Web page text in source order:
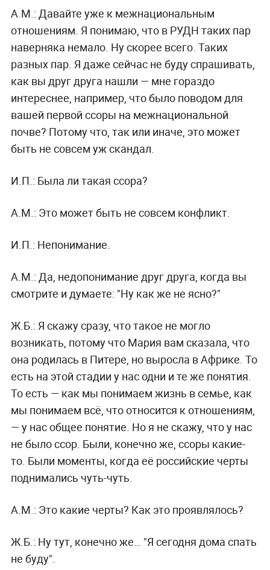
А.М.: Давайте уже к межнациональным
отношениям. Я понимаю, что в РУДН таких пар
наверняка немало. Ну скорее всего. Таких
разных пар. Я даже сейчас не буду спрашивать,
как вы друг друга нашли — мне гораздо
интереснее, например, что было поводом для
вашей первой ссоры на межнациональной
почве? Потому что, так или иначе, это может
быть не совсем уж скандал.
И.П.: Была ли такая ссора?
А.М.: Это может быть не совсем конфликт.
И.П.: Непонимание.
А.М.: Да, недопонимание друг друга, когда вы
смотрите и думаете: "Ну как же не ясно?"
Ж.Б.: Я скажу сразу, что такое не могло
возникать, потому что Мария вам сказала, что
она родилась в Питере, но выросла в Африке. То
есть на этой стадии у нас одни и те же понятия.
То есть — как мы понимаем жизнь в семье, как
мы понимаем всё, что относится к отношениям,
— у нас общее понятие. Но я не скажу, что у нас
не было ссор. Были, конечно же, ссоры какие-
то. Были моменты, когда её российские черты
поднимались чуть-чуть.
А.М.: Это какие черты? Как это проявлялось?
Ж.Б.: Ну тут, конечно же… "Я сегодня дома спать
не буду".